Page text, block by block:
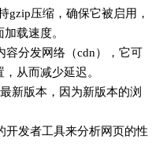
gzip压缩，确保它被启用，
载速度。
容分发网络（cdn），它可
从而减少延迟。
新版本，因为新版本的浏
开发者工具来分析网页的性